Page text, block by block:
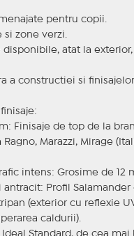
pentru copii.
si zone verzi.
disponibile, atat la exterior,
a constructiei si finisajelor.
Finisaje de top de la
Marazzi, Mirage
intens: Grosime de 12
antracit: Profil Salamander
(exterior cu reflexie
caldurii).
Standard, de cea mai